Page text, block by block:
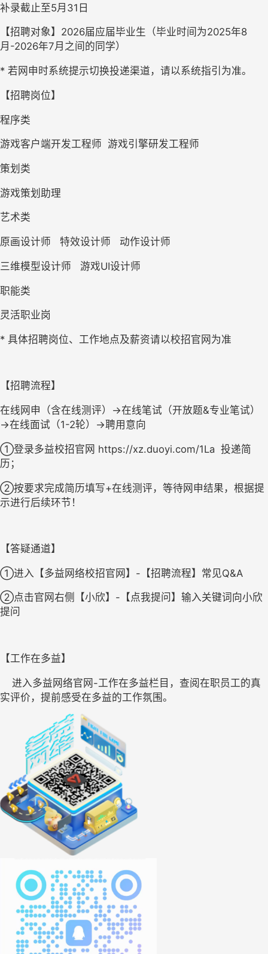
补录截止至5月31日
【招聘对象】 2026届应届毕业生（毕业时间为2025年8
月-2026年7月之间的同学）
* 若网申时系统提示切换投递渠道，请以系统指引为准。
【招聘岗位】
程序类
游戏客户端开发工程师  游戏引擎研发工程师
策划类
游戏策划助理
艺术类
原画设计师   特效设计师   动作设计师
三维模型设计师   游戏UI设计师
职能类
灵活职业岗
* 具体招聘岗位、工作地点及薪资请以校招官网为准
【招聘流程】
在线网申（含在线测评）→在线笔试（开放题&专业笔试）
→在线面试（1-2轮）→聘用意向
①登录多益校招官网 https://xz.duoyi.com/1La 投递简
历 ；
②按要求完成简历填写+在线测评，等待网申结果，根据提
示进行后续环节！
【答疑通道】
①进入【多益网络校招官网】-【招聘流程】常见Q&A
②点击官网右侧【小欣】-【点我提问】输入关键词向小欣
提问
【工作在多益】
进入多益网络官网-工作在多益栏目，查阅在职员工的真
实评价，提前感受在多益的工作氛围。